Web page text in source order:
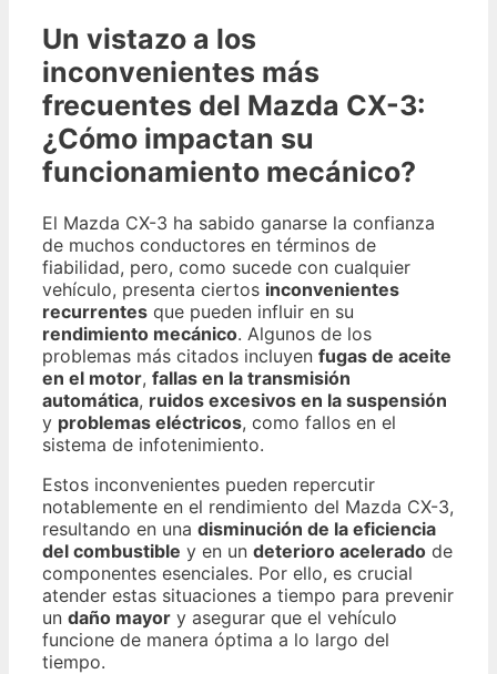
Un vistazo a los
inconvenientes más
frecuentes del Mazda CX-3:
¿Cómo impactan su
funcionamiento mecánico?
El Mazda CX-3 ha sabido ganarse la confianza
de muchos conductores en términos de
fiabilidad, pero, como sucede con cualquier
vehículo, presenta ciertos inconvenientes
recurrentes que pueden influir en su
rendimiento mecánico. Algunos de los
problemas más citados incluyen fugas de aceite
en el motor, fallas en la transmisión
automática, ruidos excesivos en la suspensión
y problemas eléctricos, como fallos en el
sistema de infotenimiento.
Estos inconvenientes pueden repercutir
notablemente en el rendimiento del Mazda CX-3,
resultando en una disminución de la eficiencia
del combustible y en un deterioro acelerado de
componentes esenciales. Por ello, es crucial
atender estas situaciones a tiempo para prevenir
un daño mayor y asegurar que el vehículo
funcione de manera óptima a lo largo del
tiempo.